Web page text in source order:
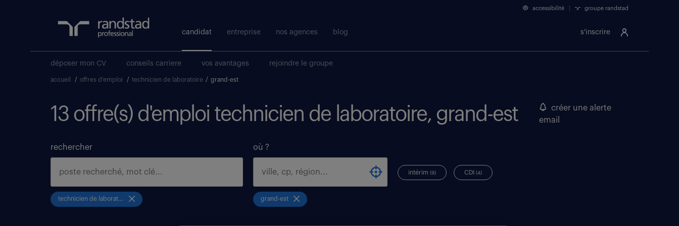
s'inscrire
accessibilité groupe randstad
candidat entreprise nos agences blog
déposer mon CV conseils carriere vos avantages rejoindre le groupe
accueil / offres d'emploi / technicien de laboratoire / grand-est
13 offre(s) d'emploi technicien de laboratoire, grand-est
créer une alerte
email
rechercher
technicien de laboratoire
où ?
grand-est
intérim(9) CDI(4)